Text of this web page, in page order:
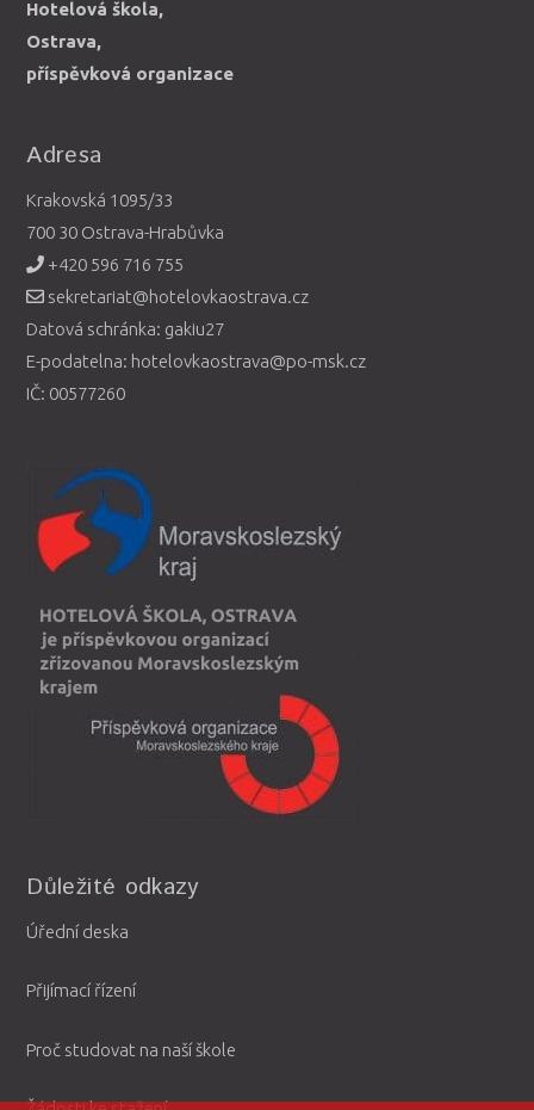
Hotelová škola,
Ostrava,
příspěvková organizace
Adresa
Krakovská 1095/33
700 30 Ostrava-Hrabůvka
+420 596 716 755
sekretariat@hotelovkaostrava.cz
Datová schránka: gakiu27
E-podatelna: hotelovkaostrava@po-msk.cz
IČ: 00577260
Důležité odkazy
Úřední deska
Přijímací řízení
Proč studovat na naší škole